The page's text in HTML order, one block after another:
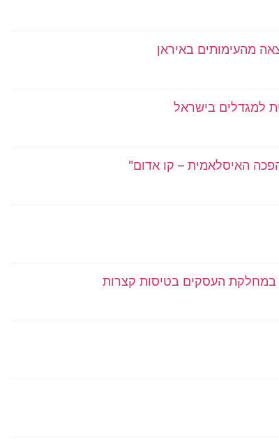
מהעימותים באיראן
למגדלים בישראל
האיסלאמית – קו אדום"
במחלקת העסקים בטיסות קצרות